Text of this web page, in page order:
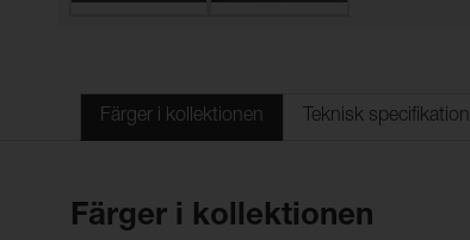
Färger i kollektionen Teknisk specifikation
Färger i kollektionen